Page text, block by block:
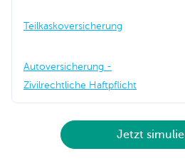
Teilkaskoversicherung
Autoversicherung -
Zivilrechtliche Haftpflicht
Jetzt